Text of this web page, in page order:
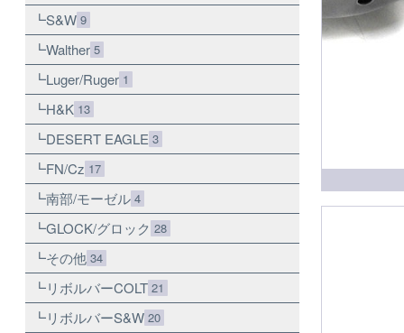
S&W 9
Walther 5
Luger/Ruger 1
H&K 13
DESERT EAGLE 3
FN/Cz 17
南部/モーゼル 4
GLOCK/グロック 28
その他 34
リボルバーCOLT 21
リボルバーS&W 20